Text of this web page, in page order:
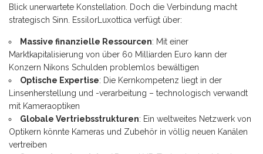
Blick unerwartete Konstellation. Doch die Verbindung macht
strategisch Sinn. EssilorLuxottica verfügt über:
Massive finanzielle Ressourcen: Mit einer
Marktkapitalisierung von über 60 Milliarden Euro kann der
Konzern Nikons Schulden problemlos bewältigen
Optische Expertise: Die Kernkompetenz liegt in der
Linsenherstellung und -verarbeitung – technologisch verwandt
mit Kameraoptiken
Globale Vertriebsstrukturen: Ein weltweites Netzwerk von
Optikern könnte Kameras und Zubehör in völlig neuen Kanälen
vertreiben